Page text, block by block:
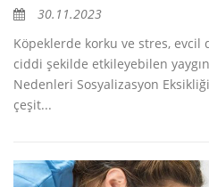
30.11.2023
Köpeklerde korku ve stres, evcil
ciddi şekilde etkileyebilen
Nedenleri Sosyalizasyon
çeşit...